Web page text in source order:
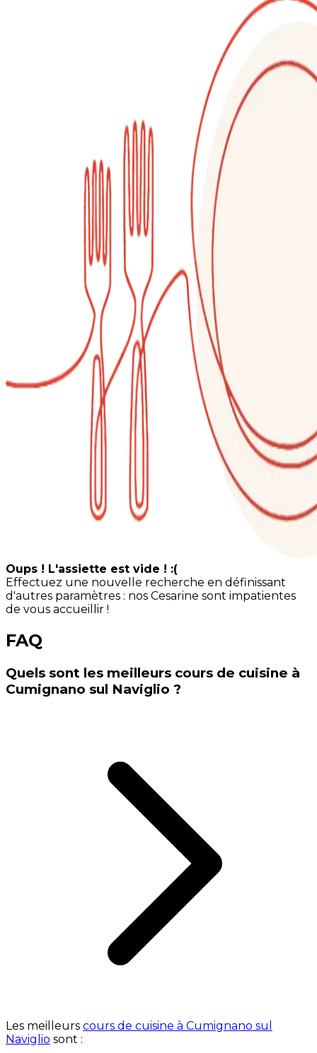
Oups ! L'assiette est vide ! :(
Effectuez une nouvelle recherche en définissant
d'autres paramètres : nos Cesarine sont impatientes
de vous accueillir !
FAQ
Quels sont les meilleurs cours de cuisine à
Cumignano sul Naviglio ?
Les meilleurs cours de cuisine à Cumignano sul
Naviglio sont :